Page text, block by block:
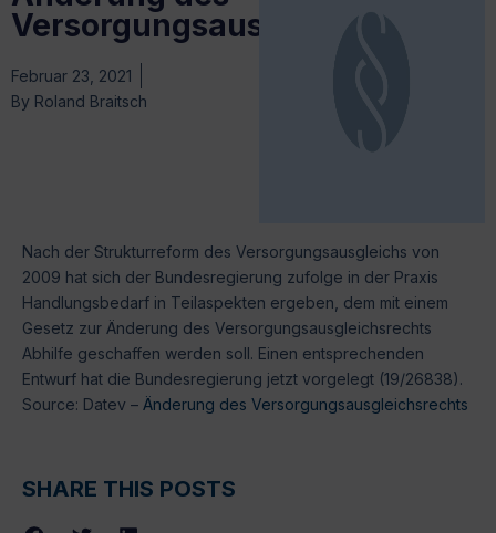
Versorgungsausgleichsrechts
Februar 23, 2021
By Roland Braitsch
Nach der Strukturreform des Versorgungsausgleichs von
2009 hat sich der Bundesregierung zufolge in der Praxis
Handlungsbedarf in Teilaspekten ergeben, dem mit einem
Gesetz zur Änderung des Versorgungsausgleichsrechts
Abhilfe geschaffen werden soll. Einen entsprechenden
Entwurf hat die Bundesregierung jetzt vorgelegt (19/26838).
Source: Datev – Änderung des Versorgungsausgleichsrechts
SHARE THIS POSTS